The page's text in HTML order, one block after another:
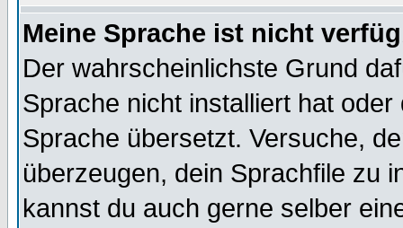
Meine Sprache ist nicht
Der wahrscheinlichste Grund
Sprache nicht installiert hat
Sprache übersetzt. Versuche,
überzeugen, dein Sprachfile zu
kannst du auch gerne selber